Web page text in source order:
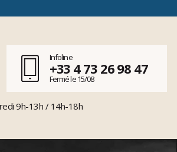
Infoline
+33 4 73 26 98 47
Fermé le 15/08
9h-13h / 14h-18h